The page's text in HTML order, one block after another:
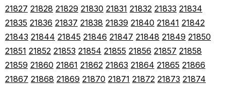
21827 21828 21829 21830 21831 21832 21833 21834
21835 21836 21837 21838 21839 21840 21841 21842
21843 21844 21845 21846 21847 21848 21849 21850
21851 21852 21853 21854 21855 21856 21857 21858
21859 21860 21861 21862 21863 21864 21865 21866
21867 21868 21869 21870 21871 21872 21873 21874